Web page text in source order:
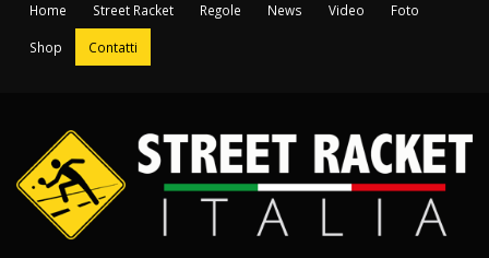
Home Street Racket Regole News Video Foto
Shop Contatti